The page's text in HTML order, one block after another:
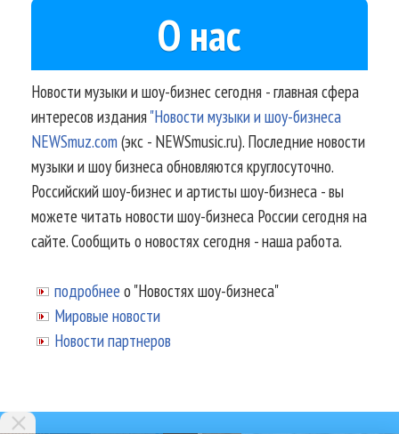
О нас
Новости музыки и шоу-бизнес сегодня - главная сфера
интересов издания"Новости музыки и шоу-бизнеса
NEWSmuz.com(экс - NEWSmusic.ru). Последние новости
музыки и шоу бизнеса обновляются круглосуточно.
Российский шоу-бизнес и артисты шоу-бизнеса - вы
можете читать новости шоу-бизнеса России сегодня на
сайте. Сообщить о новостях сегодня - наша работа.
подробнее о "Новостях шоу-бизнеса"
Мировые новости
Новости партнеров